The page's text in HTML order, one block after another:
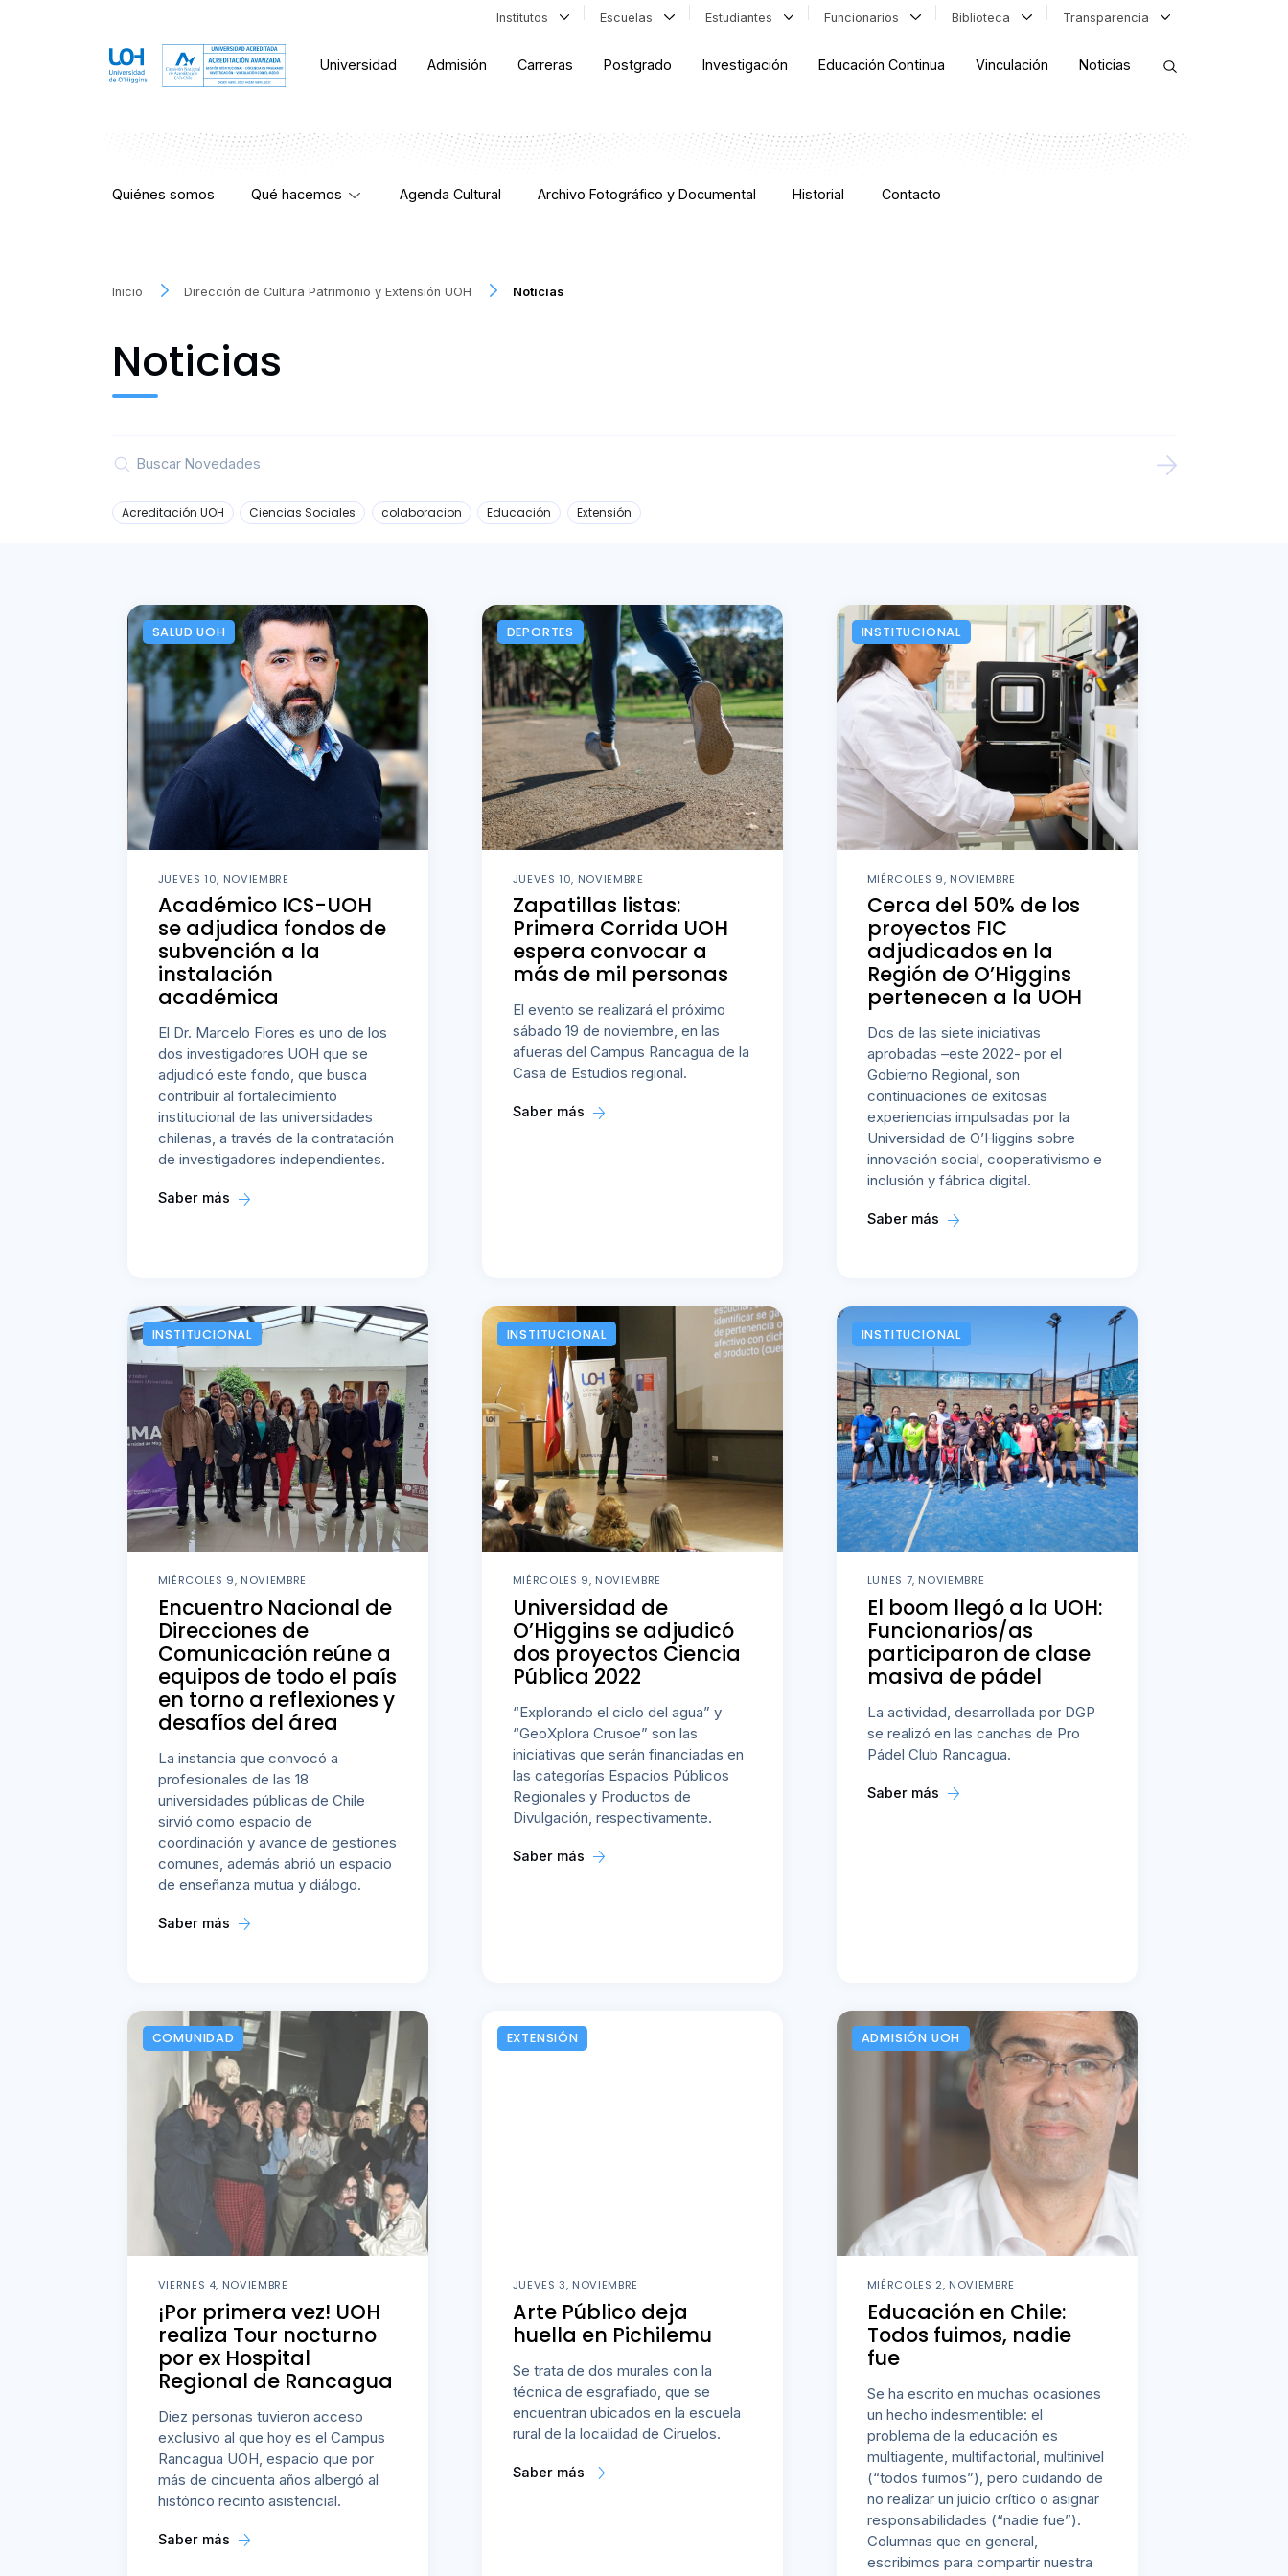
Institutos Escuelas Estudiantes Funcionarios Biblioteca Transparencia
Universidad Admisión Carreras Postgrado Investigación Educación Continua Vinculación Noticias
Quiénes somos Qué hacemos Agenda Cultural Archivo Fotográfico y Documental Historial Contacto
Inicio Dirección de Cultura Patrimonio y Extensión UOH Noticias
Noticias
Acreditación UOH Ciencias Sociales colaboracion Educación Extensión
SALUD UOH
JUEVES 10, NOVIEMBRE
Académico ICS-UOH
se adjudica fondos de
subvención a la
instalación
académica
El Dr. Marcelo Flores es uno de los
dos investigadores UOH que se
adjudicó este fondo, que busca
contribuir al fortalecimiento
institucional de las universidades
chilenas, a través de la contratación
de investigadores independientes.
Saber más
DEPORTES
JUEVES 10, NOVIEMBRE
Zapatillas listas:
Primera Corrida UOH
espera convocar a
más de mil personas
El evento se realizará el próximo
sábado 19 de noviembre, en las
afueras del Campus Rancagua de la
Casa de Estudios regional.
Saber más
INSTITUCIONAL
MIÉRCOLES 9, NOVIEMBRE
Cerca del 50% de los
proyectos FIC
adjudicados en la
Región de O’Higgins
pertenecen a la UOH
Dos de las siete iniciativas
aprobadas –este 2022- por el
Gobierno Regional, son
continuaciones de exitosas
experiencias impulsadas por la
Universidad de O’Higgins sobre
innovación social, cooperativismo e
inclusión y fábrica digital.
Saber más
INSTITUCIONAL
MIÉRCOLES 9, NOVIEMBRE
Encuentro Nacional de
Direcciones de
Comunicación reúne a
equipos de todo el país
en torno a reflexiones y
desafíos del área
La instancia que convocó a
profesionales de las 18
universidades públicas de Chile
sirvió como espacio de
coordinación y avance de gestiones
comunes, además abrió un espacio
de enseñanza mutua y diálogo.
Saber más
INSTITUCIONAL
MIÉRCOLES 9, NOVIEMBRE
Universidad de
O’Higgins se adjudicó
dos proyectos Ciencia
Pública 2022
“Explorando el ciclo del agua” y
“GeoXplora Crusoe” son las
iniciativas que serán financiadas en
las categorías Espacios Públicos
Regionales y Productos de
Divulgación, respectivamente.
Saber más
INSTITUCIONAL
LUNES 7, NOVIEMBRE
El boom llegó a la UOH:
Funcionarios/as
participaron de clase
masiva de pádel
La actividad, desarrollada por DGP
se realizó en las canchas de Pro
Pádel Club Rancagua.
Saber más
COMUNIDAD
VIERNES 4, NOVIEMBRE
¡Por primera vez! UOH
realiza Tour nocturno
por ex Hospital
Regional de Rancagua
Diez personas tuvieron acceso
exclusivo al que hoy es el Campus
Rancagua UOH, espacio que por
más de cincuenta años albergó al
histórico recinto asistencial.
Saber más
EXTENSIÓN
JUEVES 3, NOVIEMBRE
Arte Público deja
huella en Pichilemu
Se trata de dos murales con la
técnica de esgrafiado, que se
encuentran ubicados en la escuela
rural de la localidad de Ciruelos.
Saber más
ADMISIÓN UOH
MIÉRCOLES 2, NOVIEMBRE
Educación en Chile:
Todos fuimos, nadie
fue
Se ha escrito en muchas ocasiones
un hecho indesmentible: el
problema de la educación es
multiagente, multifactorial, multinivel
(“todos fuimos”), pero cuidando de
no realizar un juicio crítico o asignar
responsabilidades (“nadie fue”).
Columnas que en general,
escribimos para compartir nuestra